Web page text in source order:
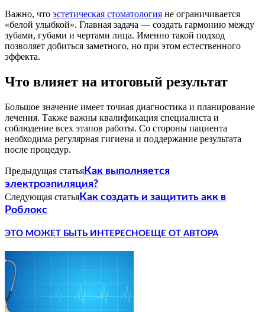
Важно, что эстетическая стоматология не ограничивается
«белой улыбкой». Главная задача — создать гармонию между
зубами, губами и чертами лица. Именно такой подход
позволяет добиться заметного, но при этом естественного
эффекта.
Что влияет на итоговый результат
Большое значение имеет точная диагностика и планирование
лечения. Также важны квалификация специалиста и
соблюдение всех этапов работы. Со стороны пациента
необходима регулярная гигиена и поддержание результата
после процедур.
Предыдущая статьяКак выполняется
электроэпиляция?
Следующая статьяКак создать и защитить акк в
Роблокс
ЭТО МОЖЕТ БЫТЬ ИНТЕРЕСНО ЕЩЕ ОТ АВТОРА